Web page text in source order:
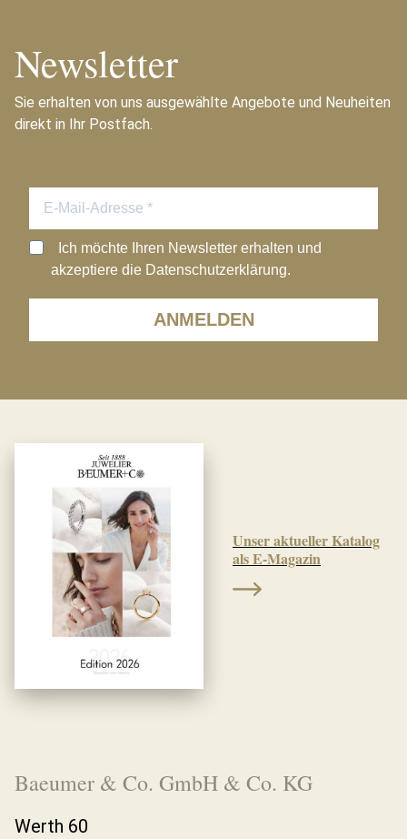
Newsletter
Sie erhalten von uns ausgewählte Angebote und Neuheiten
direkt in Ihr Postfach.
ANMELDEN
Ich möchte Ihren Newsletter erhalten und
akzeptiere die Datenschutzerklärung.
Unser aktueller Katalog
als E-Magazin
Baeumer & Co. GmbH & Co. KG
Werth 60